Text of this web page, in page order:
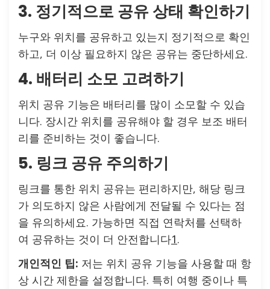
3. 정기적으로 공유 상태 확인하기
누구와 위치를 공유하고 있는지 정기적으로 확인
하고, 더 이상 필요하지 않은 공유는 중단하세요.
4. 배터리 소모 고려하기
위치 공유 기능은 배터리를 많이 소모할 수 있습
니다. 장시간 위치를 공유해야 할 경우 보조 배터
리를 준비하는 것이 좋습니다.
5. 링크 공유 주의하기
링크를 통한 위치 공유는 편리하지만, 해당 링크
가 의도하지 않은 사람에게 전달될 수 있다는 점
을 유의하세요. 가능하면 직접 연락처를 선택하
여 공유하는 것이 더 안전합니다1.
개인적인 팁: 저는 위치 공유 기능을 사용할 때 항
상 시간 제한을 설정합니다. 특히 여행 중이나 특